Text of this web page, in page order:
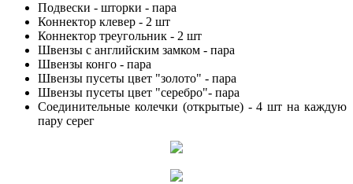
Подвески - шторки - пара
Коннектор клевер - 2 шт
Коннектор треугольник - 2 шт
Швензы с английским замком - пара
Швензы конго - пара
Швензы пусеты цвет "золото" - пара
Швензы пусеты цвет "серебро"- пара
Соединительные колечки (открытые) - 4 шт на каждую
пару серег